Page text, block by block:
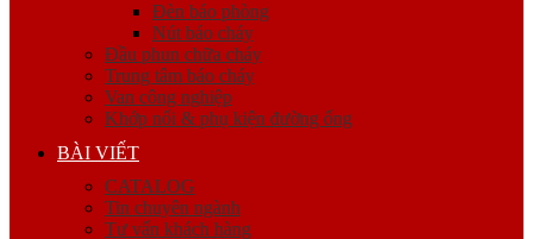
Đèn báo phòng
Nút báo cháy
Đầu phun chữa cháy
Trung tâm báo cháy
Van công nghiệp
Khớp nối & phụ kiện đường ống
BÀI VIẾT
CATALOG
Tin chuyên ngành
Tư vấn khách hàng